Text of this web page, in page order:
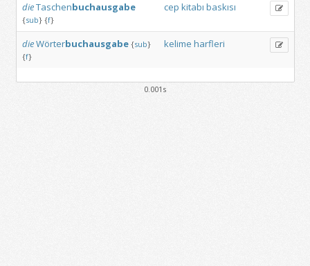
dieTaschenbuchausgabe
{sub} {f}
cep kitabı baskısı
dieWörterbuchausgabe {sub}
{f}
kelime harfleri
0.001s